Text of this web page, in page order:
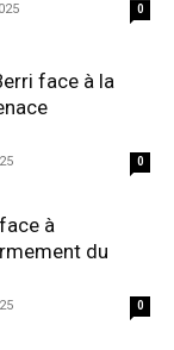
0
face à la
0
à
du
0